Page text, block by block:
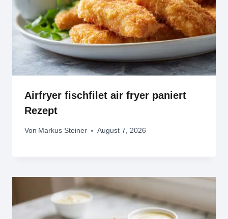
Airfryer fischfilet air fryer paniert
Rezept
Von Markus Steiner August 7, 2026